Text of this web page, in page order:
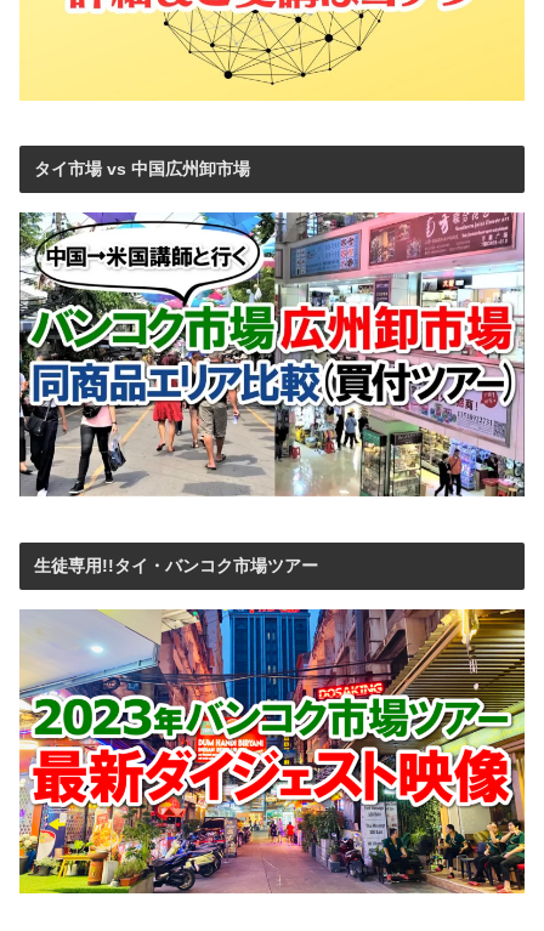
タイ市場 vs 中国広州卸市場
生徒専用!!タイ・バンコク市場ツアー